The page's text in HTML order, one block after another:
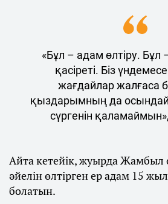
«Бұл – адам өлтіру. Бұл
қасіреті. Біз
жағдайлар жалғаса
қыздарымның да
сүргенін
Айта кетейік, жуырда Жамбыл
әйелін өлтірген ер адам 15
болатын.